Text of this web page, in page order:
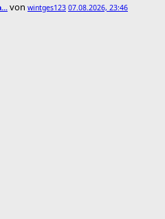
von wintges123 07.08.2026, 23:46